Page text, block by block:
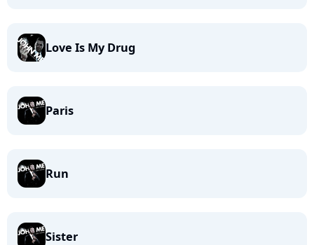
Love Is My Drug
Paris
Run
Sister